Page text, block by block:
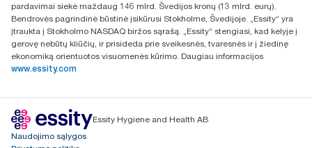
pardavimai siekė maždaug 146 mlrd. Švedijos kronų (13 mlrd. eurų).
Bendrovės pagrindinė būstinė įsikūrusi Stokholme, Švedijoje. „Essity“ yra
įtraukta į Stokholmo NASDAQ biržos sąrašą. „Essity“ stengiasi, kad kelyje į
gerovę nebūtų kliūčių, ir prisideda prie sveikesnės, tvaresnės ir į žiedinę
ekonomiką orientuotos visuomenės kūrimo. Daugiau informacijos
www.essity.com
Essity Hygiene and Health AB
Naudojimo sąlygos